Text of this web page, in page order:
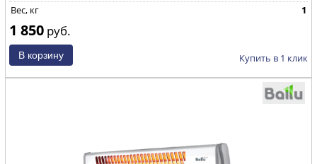
Вес, кг
1
1 850 руб.
Купить в 1 клик